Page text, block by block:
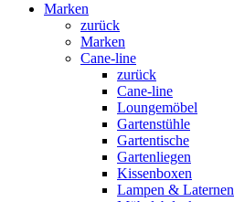
Marken
zurück
Marken
Cane-line
zurück
Cane-line
Loungemöbel
Gartenstühle
Gartentische
Gartenliegen
Kissenboxen
Lampen & Laternen